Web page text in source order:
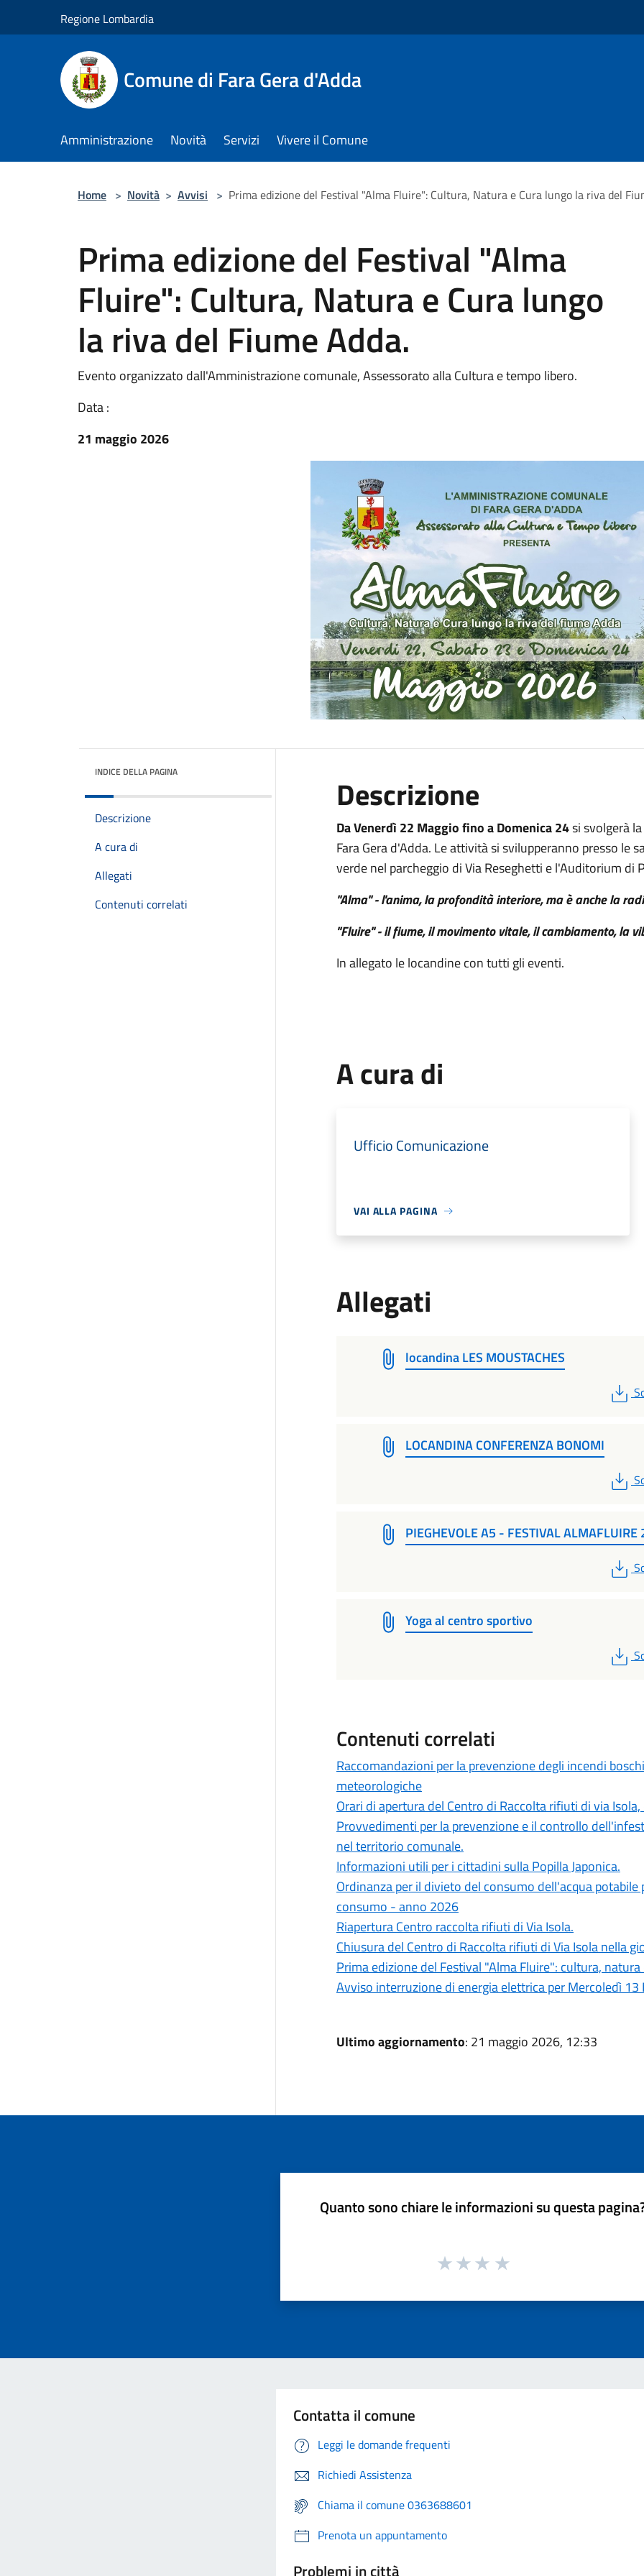
Regione Lombardia
Comune di Fara Gera d'Adda
Amministrazione Novità Servizi Vivere il Comune
Home > Novità > Avvisi > Prima edizione del Festival "Alma Fluire": Cultura, Natura e Cura lungo la riva del
Prima edizione del Festival "Alma
Fluire": Cultura, Natura e Cura lungo
la riva del Fiume Adda.
Evento organizzato dall'Amministrazione comunale, Assessorato alla Cultura e tempo libero.
Data :
21 maggio 2026
INDICE DELLA PAGINA
Descrizione
A cura di
Allegati
Contenuti correlati
Descrizione
DaVenerdì 22 Maggiofinoa Domenica 24si svolgerà
Fara Gera d'Adda. Le attività si svilupperanno presso le
verdenel parcheggio di Via Reseghetti e l'Auditorium di
"Alma" - l'anima, la profondità interiore, ma è anche la
"Fluire" - il fiume, il movimento vitale, il cambiamento, la
In allegato le locandine con tutti gli eventi.
A cura di
Ufficio Comunicazione
VAI ALLA PAGINA
Allegati
locandina LES MOUSTACHES
LOCANDINA CONFERENZA BONOMI
PIEGHEVOLE A5 - FESTIVAL ALMAFLUIRE
Yoga al centro sportivo
Contenuti correlati
Raccomandazioni per la prevenzione degli incendi
meteorologiche
Orari di apertura del Centro di Raccolta rifiuti di via
Provvedimenti per la prevenzione e il controllo
nel territorio comunale.
Informazioni utili per i cittadini sulla Popilla Japonica.
Ordinanza per il divieto del consumo dell'acqua
consumo - anno 2026
Riapertura Centro raccolta rifiuti di Via Isola.
Chiusura del Centro di Raccolta rifiuti di Via Isola nella
Prima edizione del Festival "Alma Fluire": cultura,
Avviso interruzione di energia elettrica per Mercoledì
Ultimo aggiornamento: 21 maggio 2026, 12:33
Quanto sono chiare le informazioni su questa
Contatta il comune
Leggi le domande frequenti
Richiedi Assistenza
Chiama il comune 0363688601
Prenota un appuntamento
Problemi in città